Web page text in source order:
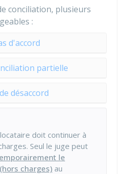
conciliation, plusieurs
:
d'accord
partielle
désaccord
doit continuer à
Seul le juge peut
le
charges) au